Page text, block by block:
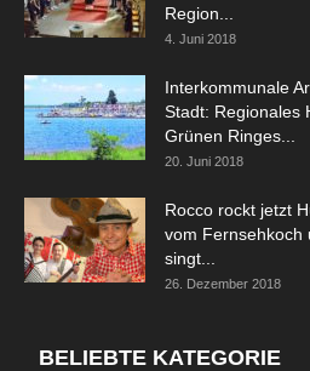
Region...
4. Juni 2018
Interkommunale
Stadt: Regionales
Grünen Ringes...
20. Juni 2018
Rocco rockt jetzt
vom Fernsehkoch
singt...
26. Dezember 2018
BELIEBTE KATEGORIE